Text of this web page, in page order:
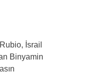
İsrail
Binyamin